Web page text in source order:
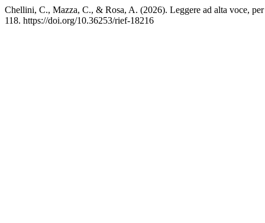
Chellini, C., Mazza, C., & Rosa, A. (2026). Leggere ad alta voce,
118. https://doi.org/10.36253/rief-18216